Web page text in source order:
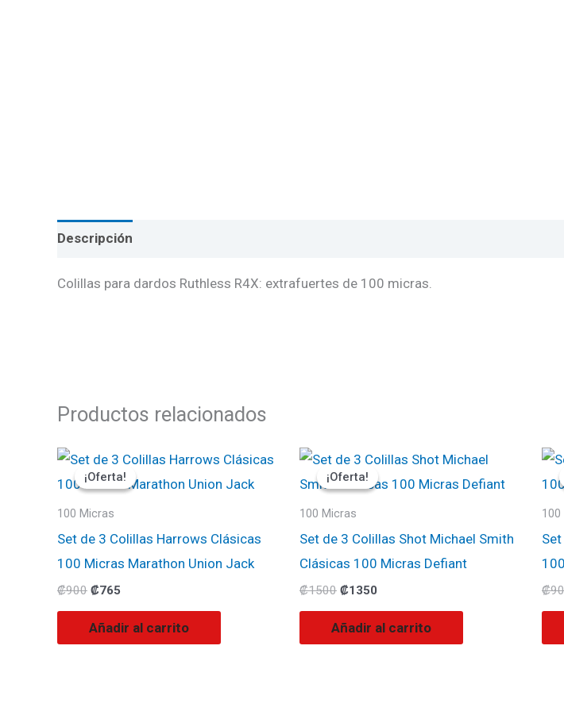
Descripción
Colillas para dardos Ruthless R4X: extrafuertes de 100 micras.
Productos relacionados
¡Oferta!
¡Oferta!
100 Micras
Set de 3 Colillas Harrows Clásicas
100 Micras Marathon Union Jack
₡900
El
precio
original
₡900.
₡765
El
precio
actual
Añadir al carrito
¡Oferta!
¡Oferta!
100 Micras
Set de 3 Colillas Shot Michael Smith
Clásicas 100 Micras Defiant
₡1500
El
precio
original
₡1500.
₡1350
El
precio
actual
Añadir al carrito
100
₡